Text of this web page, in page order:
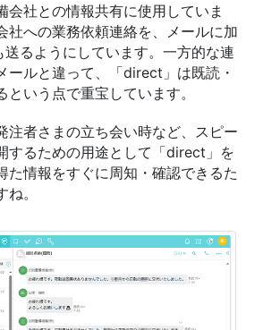
会社との情報共有に使用していま
社への業務依頼連絡を、メールに加
るようにしています。一方的な連
ールと違って、「direct」は既読・
という点で重宝しています。
注者さまの立ち会い時など、スピー
するための用途として「direct」を
た情報をすぐに周知・確認できるた
。